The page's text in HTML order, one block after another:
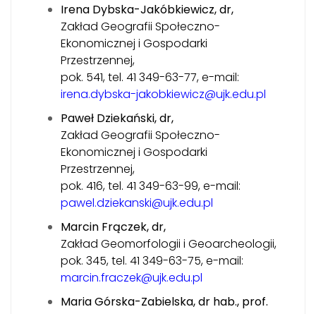
Irena Dybska-Jakóbkiewicz, dr,
Zakład Geografii Społeczno-
Ekonomicznej i Gospodarki
Przestrzennej,
pok. 541, tel. 41 349-63-77, e-mail:
irena.dybska-jakobkiewicz@ujk.edu.pl
Paweł Dziekański, dr,
Zakład Geografii Społeczno-
Ekonomicznej i Gospodarki
Przestrzennej,
pok. 416, tel. 41 349-63-99, e-mail:
pawel.dziekanski@ujk.edu.pl
Marcin Frączek, dr,
Zakład Geomorfologii i Geoarcheologii,
pok. 345, tel. 41 349-63-75, e-mail:
marcin.fraczek@ujk.edu.pl
Maria Górska-Zabielska, dr hab., prof.